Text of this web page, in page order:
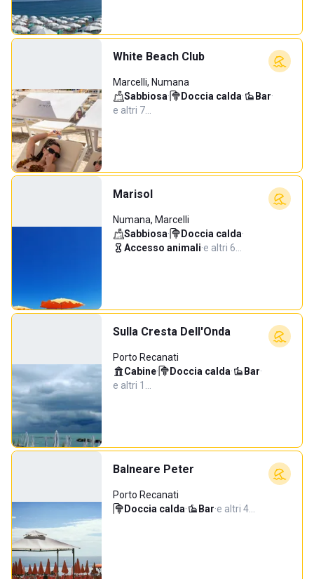
White Beach Club
Marcelli, Numana
Sabbiosa· Doccia calda· Bar·
e altri 7…
Marisol
Numana, Marcelli
Sabbiosa· Doccia calda·
Accesso animali·e altri 6…
Sulla Cresta Dell'Onda
Porto Recanati
Cabine· Doccia calda· Bar·
e altri 1…
Balneare Peter
Porto Recanati
Doccia calda· Bar·e altri 4…